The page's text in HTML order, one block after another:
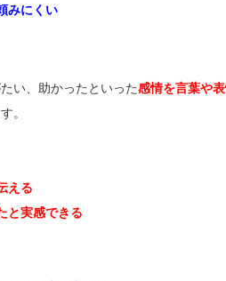
みにくい
い、助かったといった感情を言葉や
。
える
と実感できる